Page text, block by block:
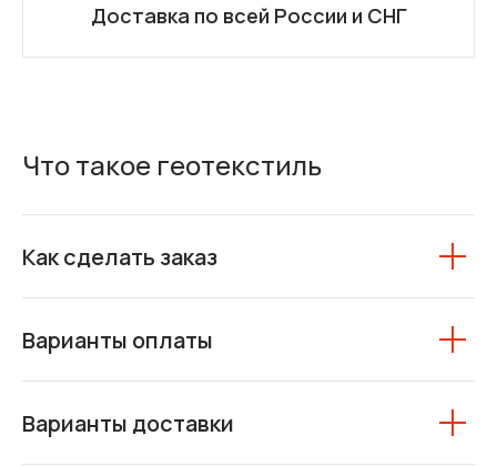
Доставка по всей России и СНГ
Что такое геотекстиль
Как сделать заказ
Варианты оплаты
Варианты доставки